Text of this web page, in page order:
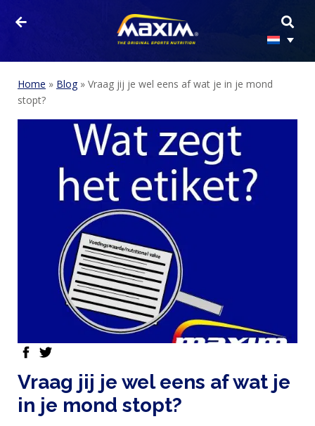
Home » Blog» Vraag jij je wel eens af wat je in je mond
stopt?
facebook
Vraag jij je wel eens af wat je
in je mond stopt?